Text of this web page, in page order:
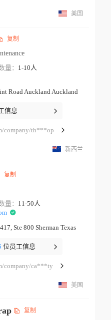
美国
复制
量： 1-10人
Road Auckland Auckland
信息
company/th***op
新西兰
复制
量： 11-50人
Ste 800 Sherman Texas
位员工信息
company/ca***ty
美国
复制